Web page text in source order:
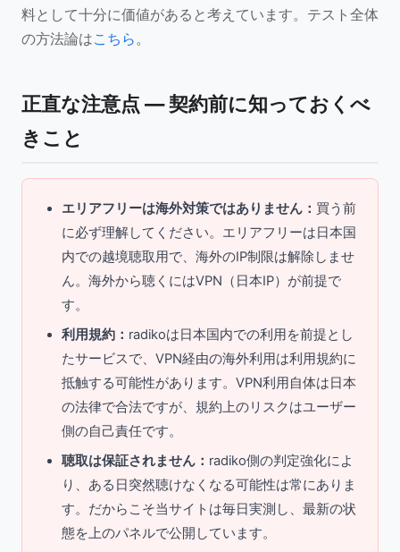
料として十分に価値があると考えています。テスト全体
の方法論はこちら。
正直な注意点 — 契約前に知っておくべ
きこと
エリアフリーは海外対策ではありません： 買う前
に必ず理解してください。エリアフリーは日本国
内での越境聴取用で、海外のIP制限は解除しませ
ん。海外から聴くにはVPN（日本IP）が前提で
す。
利用規約： radikoは日本国内での利用を前提とし
たサービスで、VPN経由の海外利用は利用規約に
抵触する可能性があります。VPN利用自体は日本
の法律で合法ですが、規約上のリスクはユーザー
側の自己責任です。
聴取は保証されません： radiko側の判定強化によ
り、ある日突然聴けなくなる可能性は常にありま
す。だからこそ当サイトは毎日実測し、最新の状
態を上のパネルで公開しています。